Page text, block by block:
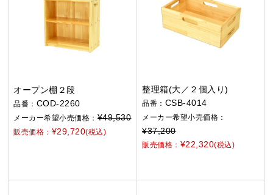
オープン棚２段
品番： COD-2260
メーカー希望小売価格： ¥49,530
販売価格： ¥29,720(税込)
整理箱(大／２個入り)
品番： CSB-4014
メーカー希望小売価格：
¥37,200
販売価格： ¥22,320(税込)